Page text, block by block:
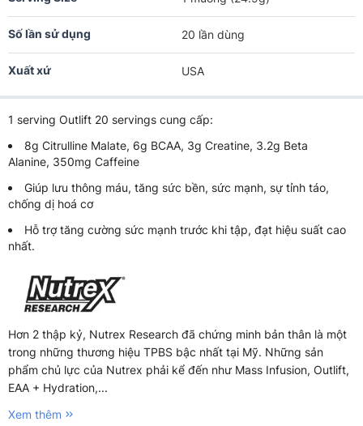
Số lần sử dụng 20 lần dùng
Xuất xứ USA
1 serving Outlift 20 servings cung cấp:
8g Citrulline Malate, 6g BCAA, 3g Creatine, 3.2g Beta
Alanine, 350mg Caffeine
Giúp lưu thông máu, tăng sức bền, sức mạnh, sự tỉnh táo,
chống dị hoá cơ
Hỗ trợ tăng cường sức mạnh trước khi tập, đạt hiệu suất cao
nhất.
Hơn 2 thập kỷ, Nutrex Research đã chứng minh bản thân là một
trong những thương hiệu TPBS bậc nhất tại Mỹ. Những sản
phẩm chủ lực của Nutrex phải kể đến như Mass Infusion, Outlift,
EAA + Hydration,...
Xem thêm